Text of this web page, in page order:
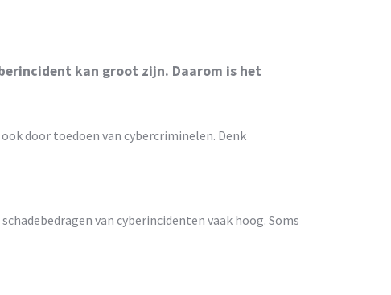
kan groot zijn. Daarom is het
door toedoen van cybercriminelen. Denk
van cyberincidenten vaak hoog. Soms